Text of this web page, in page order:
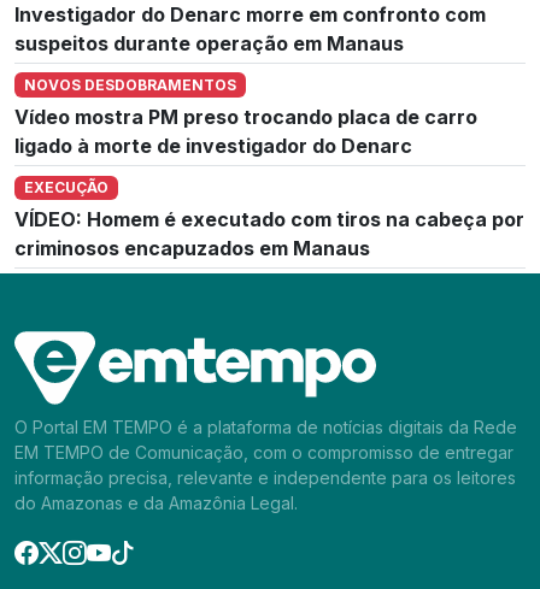
Investigador do Denarc morre em confronto com
suspeitos durante operação em Manaus
NOVOS DESDOBRAMENTOS
Vídeo mostra PM preso trocando placa de carro
ligado à morte de investigador do Denarc
EXECUÇÃO
VÍDEO: Homem é executado com tiros na cabeça por
criminosos encapuzados em Manaus
O Portal EM TEMPO é a plataforma de notícias digitais da Rede
EM TEMPO de Comunicação, com o compromisso de entregar
informação precisa, relevante e independente para os leitores
do Amazonas e da Amazônia Legal.